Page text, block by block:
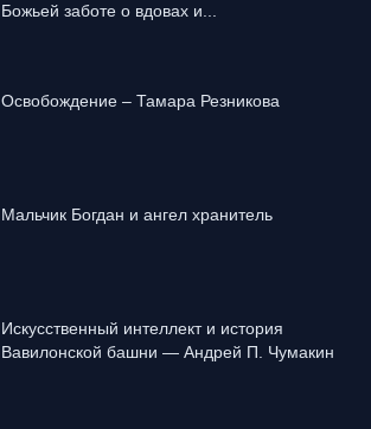
Божьей заботе о вдовах и...
Освобождение – Тамара Резникова
Mальчик Богдан и ангел хранитель
Искусственный интеллект и история
Вавилонской башни — Андрей П. Чумакин